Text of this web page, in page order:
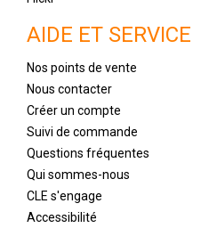
AIDE ET SERVICE
Nos points de vente
Nous contacter
Créer un compte
Suivi de commande
Questions fréquentes
Qui sommes-nous
CLE s'engage
Accessibilité